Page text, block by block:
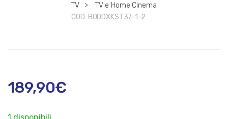
TV >
TV e Home Cinema
COD: B0DDXKST37-1-2
189,90€